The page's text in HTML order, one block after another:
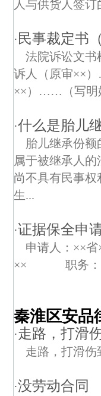
人与供货人签
· 民事裁定书
法院诉讼
诉人（原审××
××）……（写明
·什么是胎儿
胎儿继承份
属于被继承人
尚不具有民事
生...
·证据保全申
申请人：××
×× 职务：经
秦淮区安品
·走路，打滑
走路，打滑伤
·没劳动合同